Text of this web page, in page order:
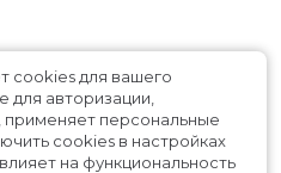
cookies для вашего
для авторизации,
применяет персональные
cookies в настройках
на функциональность